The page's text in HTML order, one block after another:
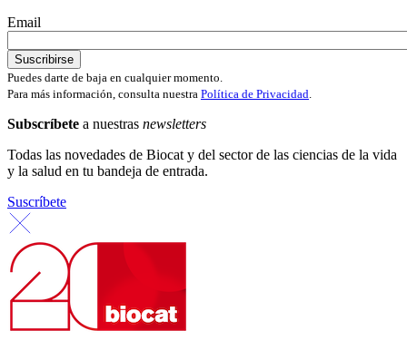
Email
Puedes darte de baja en cualquier momento.
Para más información, consulta nuestra Política de Privacidad
Subscríbete a nuestras newsletters
Todas las novedades de Biocat y del sector de las ciencias de la vida
y la salud en tu bandeja de entrada.
Suscríbete